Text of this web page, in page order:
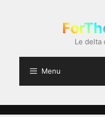
Le delta
Menu